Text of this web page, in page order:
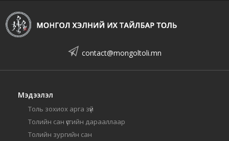
contact@mongoltoli.mn
Мэдээлэл
Толь зохиох арга зүй
Толийн сан үсгийн дарааллаар
Толийн зургийн сан